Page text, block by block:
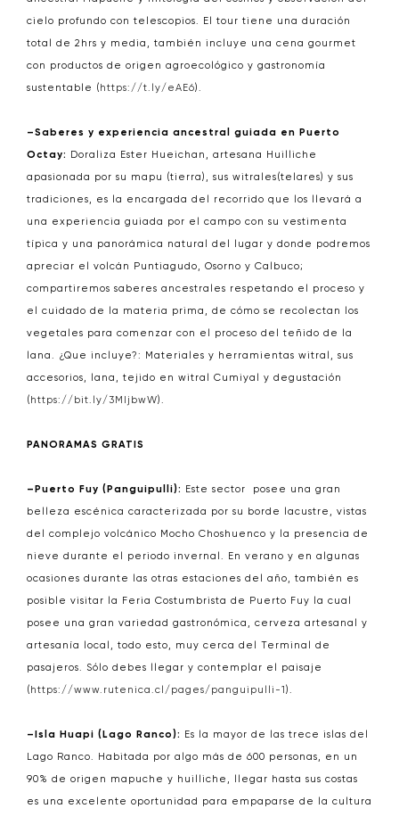
cielo profundo con telescopios. El tour tiene una duración
total de 2hrs y media, también incluye una cena gourmet
con productos de origen agroecológico y gastronomía
sustentable (https://t.ly/eAE6).
–Saberes y experiencia ancestral guiada en Puerto
Octay: Doraliza Ester Hueichan, artesana Huilliche
apasionada por su mapu (tierra), sus witrales(telares) y sus
tradiciones, es la encargada del recorrido que los llevará a
una experiencia guiada por el campo con su vestimenta
típica y una panorámica natural del lugar y donde podremos
apreciar el volcán Puntiagudo, Osorno y Calbuco;
compartiremos saberes ancestrales respetando el proceso y
el cuidado de la materia prima, de cómo se recolectan los
vegetales para comenzar con el proceso del teñido de la
lana. ¿Que incluye?: Materiales y herramientas witral, sus
accesorios, lana, tejido en witral Cumiyal y degustación
(https://bit.ly/3MIjbwW).
PANORAMAS GRATIS
–Puerto Fuy (Panguipulli): Este sector posee una gran
belleza escénica caracterizada por su borde lacustre, vistas
del complejo volcánico Mocho Choshuenco y la presencia de
nieve durante el periodo invernal. En verano y en algunas
ocasiones durante las otras estaciones del año, también es
posible visitar la Feria Costumbrista de Puerto Fuy la cual
posee una gran variedad gastronómica, cerveza artesanal y
artesanía local, todo esto, muy cerca del Terminal de
pasajeros. Sólo debes llegar y contemplar el paisaje
(https://www.rutenica.cl/pages/panguipulli-1 ).
–Isla Huapi (Lago Ranco): Es la mayor de las trece islas del
Lago Ranco. Habitada por algo más de 600 personas, en un
90% de origen mapuche y huilliche, llegar hasta sus costas
es una excelente oportunidad para empaparse de la cultura